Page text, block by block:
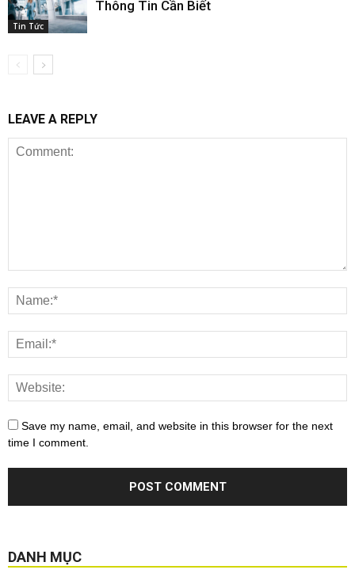
Tin Tức
Thông Tin Cần Biết
LEAVE A REPLY
Save my name, email, and website in this browser for the next
time I comment.
DANH MỤC